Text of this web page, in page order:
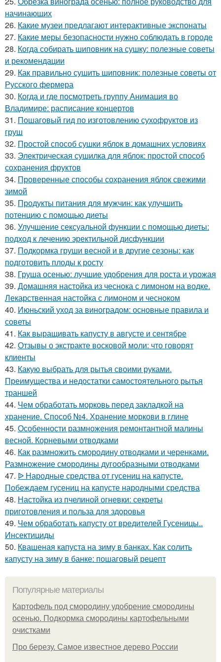
начинающих
26. Какие музеи предлагают интерактивные экспонаты
27. Какие меры безопасности нужно соблюдать в городе
28. Когда собирать шиповник на сушку: полезные советы
и рекомендации
29. Как правильно сушить шиповник: полезные советы от
Русского фермера
30. Когда и где посмотреть группу Анимация во
Владимире: расписание концертов
31. Пошаговый гид по изготовлению сухофруктов из
груш
32. Простой способ сушки яблок в домашних условиях
33. Электрическая сушилка для яблок: простой способ
сохранения фруктов
34. Проверенные способы сохранения яблок свежими
зимой
35. Продукты питания для мужчин: как улучшить
потенцию с помощью диеты
36. Улучшение сексуальной функции с помощью диеты:
подход к лечению эректильной дисфункции
37. Подкормка груши весной и в другие сезоны: как
подготовить плоды к росту
38. Груша осенью: лучшие удобрения для роста и урожая
39. Домашняя настойка из чеснока с лимоном на водке.
Лекарственная настойка с лимоном и чесноком
40. Июньский уход за виноградом: основные правила и
советы
41. Как выращивать капусту в августе и сентябре
42. Отзывы о экстракте восковой моли: что говорят
клиенты
43. Какую выбрать для рытья своими руками.
Преимущества и недостатки самостоятельного рытья
траншей
44. Чем обработать морковь перед закладкой на
хранение. Способ №4. Хранение моркови в глине
45. Особенности размножения ремонтантной малины
весной. Корневыми отводками
46. Как размножить смородину отводками и черенками.
Размножение смородины дугообразными отводками
47. ᐉ Народные средства от гусениц на капусте.
Побеждаем гусениц на капусте народными средства
48. Настойка из пчелиной огневки: секреты
приготовления и польза для здоровья
49. Чем обработать капусту от вредителей Гусеницы..
Инсектициды
50. Квашеная капуста на зиму в банках. Как солить
капусту на зиму в банке: пошаговый рецепт
Популярные материалы
Картофель под смородину удобрение смородины
осенью. Подкормка смородины картофельными
очистками
Про березу. Самое известное дерево России